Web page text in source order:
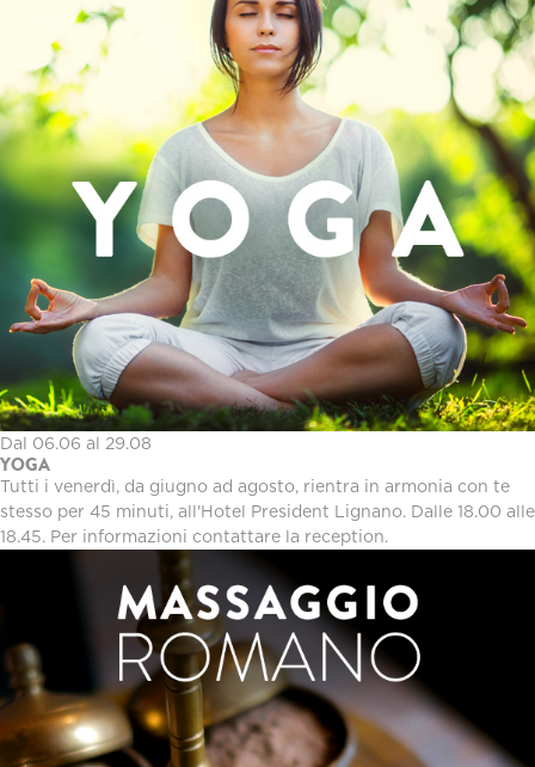
Dal 06.06 al 29.08
YOGA
Tutti i venerdì, da giugno ad agosto, rientra in armonia con te
stesso per 45 minuti, all'Hotel President Lignano. Dalle 18.00 alle
18.45. Per informazioni contattare la reception.